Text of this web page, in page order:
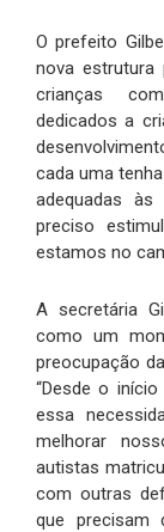
O prefeito
nova estrutura
crianças
dedicados a
cada uma
adequadas
preciso
estamos no
A secretária
como um
preocupação
“Desde o
essa
melhorar
autistas
com outras
que precisam